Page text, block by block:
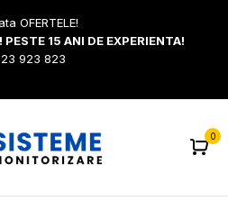
OFERTELE!
15 ANI DE EXPERIENTA!
923 823
0